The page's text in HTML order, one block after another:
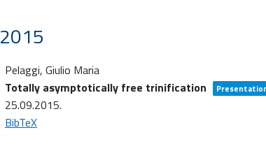
2015
Pelaggi, Giulio Maria
Totally asymptotically free trinification
25.09.2015.
BibTeX